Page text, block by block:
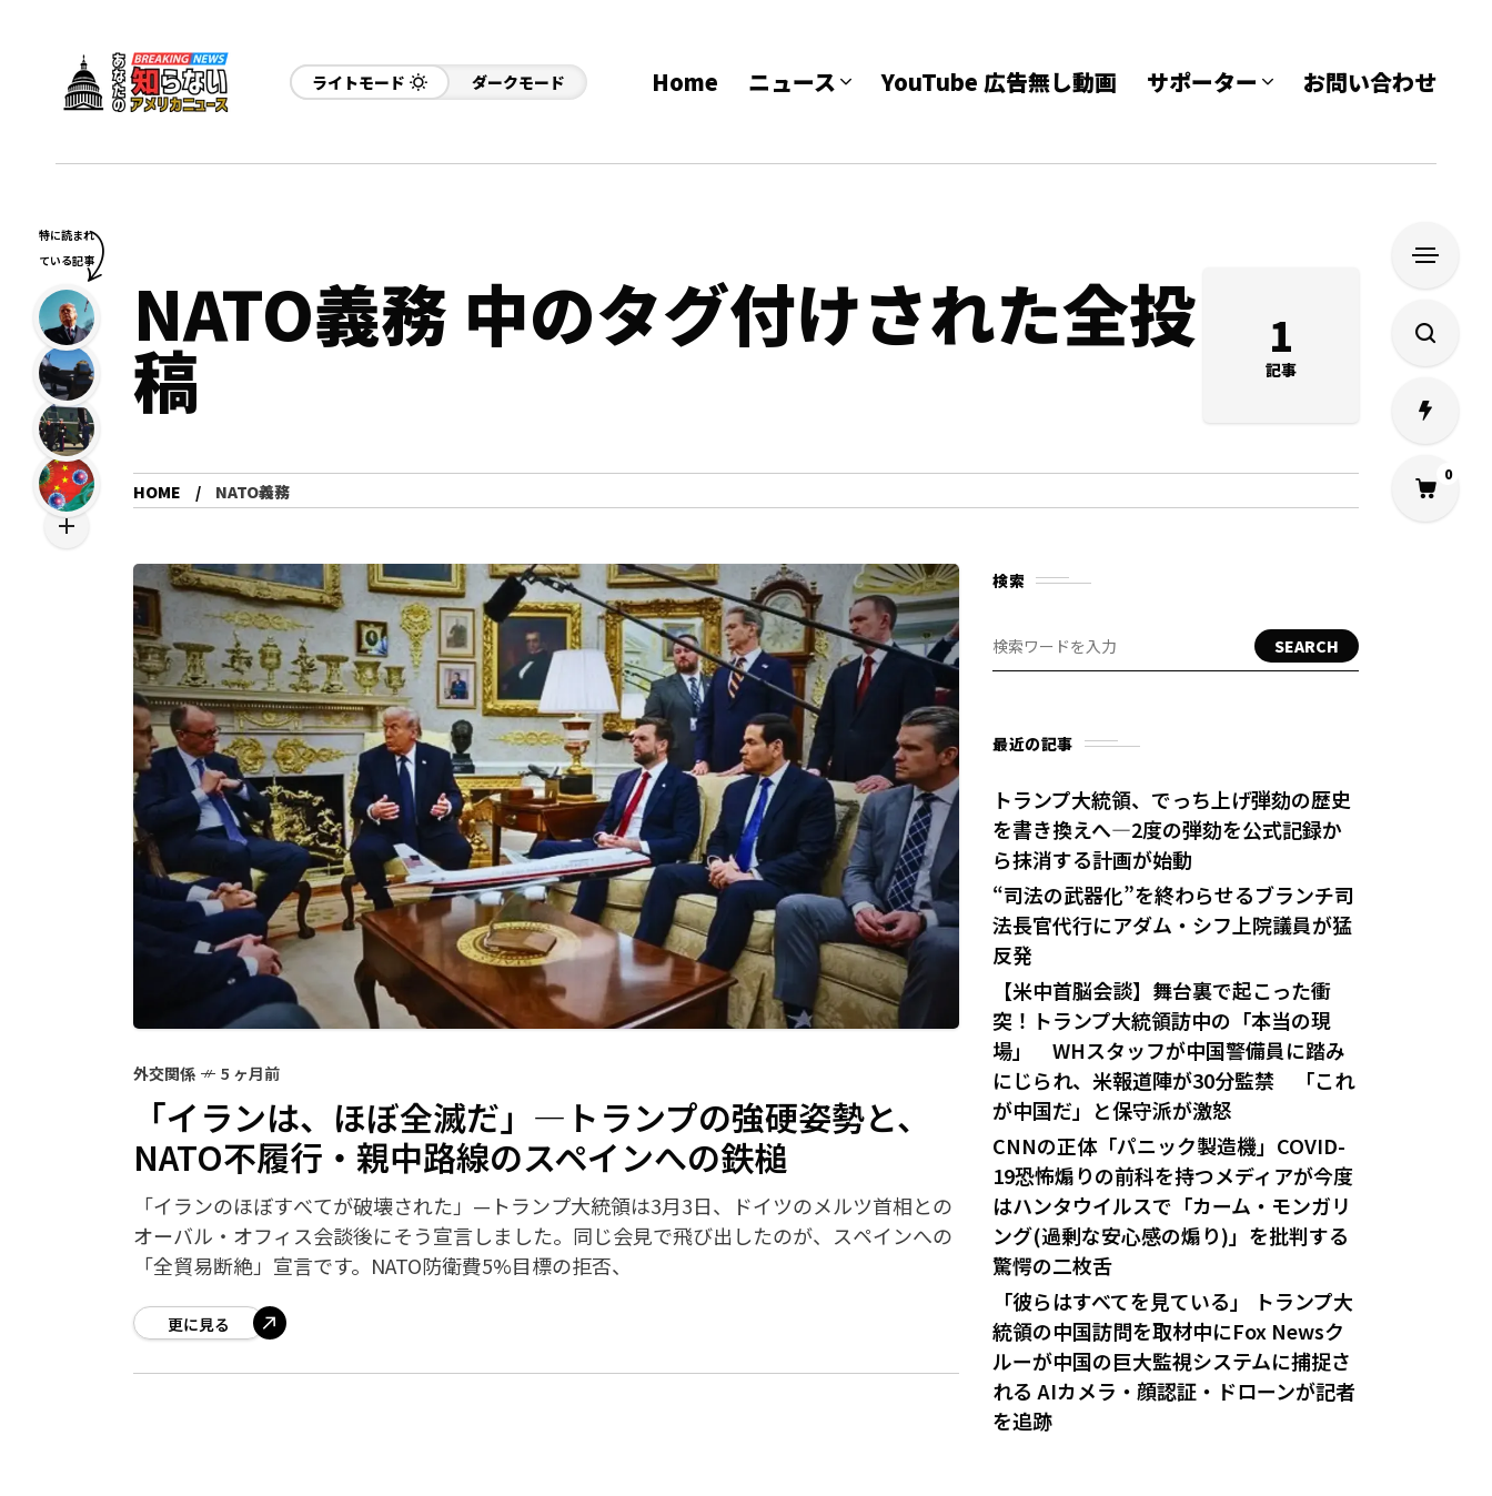
ライトモード ダークモード Home ニュース YouTube 広告無し動画 サポーター お問い合わせ
NATO義務 中のタグ付けされた全投
稿 1
記事
HOME NATO義務
外交関係 5 ヶ月前
「イランは、ほぼ全滅だ」—トランプの強硬姿勢と、
NATO不履行・親中路線のスペインへの鉄槌
「イランのほぼすべてが破壊された」—トランプ大統領は3月3日、ドイツのメルツ首相との
オーバル・オフィス会談後にそう宣言しました。同じ会見で飛び出したのが、スペインへの
「全貿易断絶」宣言です。NATO防衛費5%目標の拒否、
更に見る
検索
SEARCH
最近の記事
トランプ大統領、でっち上げ弾劾の歴史
を書き換えへ—2度の弾劾を公式記録か
ら抹消する計画が始動
“司法の武器化”を終わらせるブランチ司
法長官代行にアダム・シフ上院議員が猛
反発
【米中首脳会談】舞台裏で起こった衝
突！トランプ大統領訪中の「本当の現
場」 WHスタッフが中国警備員に踏み
にじられ、米報道陣が30分監禁 「これ
が中国だ」と保守派が激怒
CNNの正体「パニック製造機」COVID-
19恐怖煽りの前科を持つメディアが今度
はハンタウイルスで「カーム・モンガリ
ング(過剰な安心感の煽り)」を批判する
驚愕の二枚舌
「彼らはすべてを見ている」 トランプ大
統領の中国訪問を取材中にFox Newsク
ルーが中国の巨大監視システムに捕捉さ
れる AIカメラ・顔認証・ドローンが記者
を追跡
0
特に読まれ
ている記事